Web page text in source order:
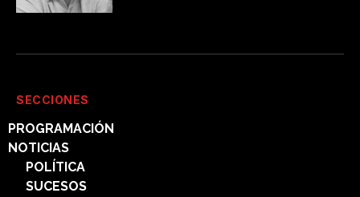
SECCIONES
PROGRAMACIÓN
NOTICIAS
POLÍTICA
SUCESOS